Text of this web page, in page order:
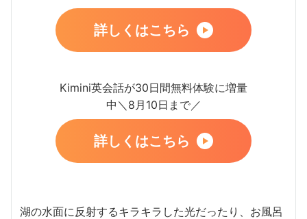
詳しくはこちら
Kimini英会話が30日間無料体験に増量
中＼8月10日まで／
詳しくはこちら
湖の水面に反射するキラキラした光だったり、お風呂